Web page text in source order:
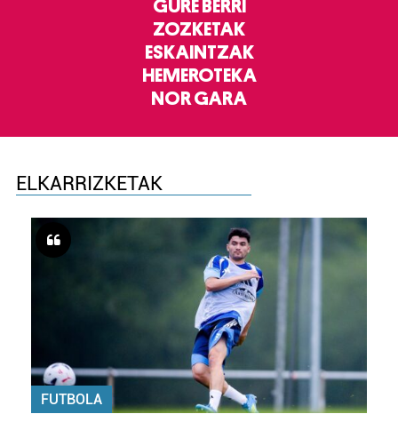
GURE BERRI
ZOZKETAK
ESKAINTZAK
HEMEROTEKA
NOR GARA
ELKARRIZKETAK
FUTBOLA